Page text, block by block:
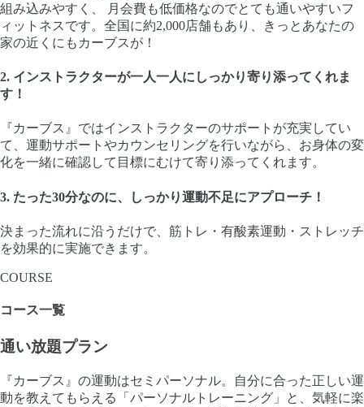
組み込みやすく、 月会費も低価格なのでとても通いやすいフ
ィットネスです。全国に約2,000店舗もあり、きっとあなたの
家の近くにもカーブスが！
2. インストラクターが一人一人にしっかり寄り添ってくれま
す！
『カーブス』ではインストラクターのサポートが充実してい
て、運動サポートやカウンセリングを行いながら、お身体の変
化を一緒に確認して目標にむけて寄り添ってくれます。
3. たった30分なのに、しっかり運動不足にアプローチ！
決まった流れに沿うだけで、筋トレ・有酸素運動・ストレッチ
を効果的に実施できます。
COURSE
コース一覧
通い放題プラン
『カーブス』の運動はセミパーソナル。自分に合った正しい運
動を教えてもらえる「パーソナルトレーニング」と、気軽に楽